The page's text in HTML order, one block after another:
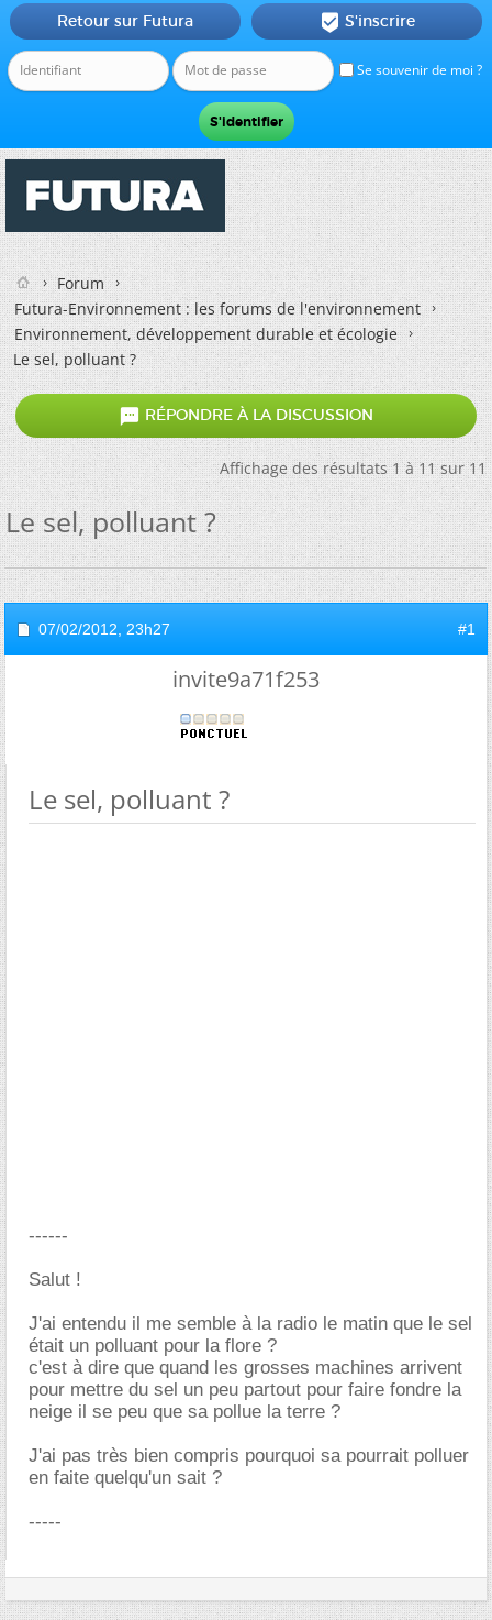
Se souvenir de moi ?
Retour sur Futura  S'inscrire
Forum
Futura-Environnement : les forums de l'environnement
Environnement, développement durable et écologie
Le sel, polluant ?
 RÉPONDRE À LA DISCUSSION
Affichage des résultats 1 à 11 sur 11
Le sel, polluant ?
07/02/2012, 23h27 #1
invite9a71f253
Le sel, polluant ?
------
Salut !
J'ai entendu il me semble à la radio le matin que le sel
était un polluant pour la flore ?
c'est à dire que quand les grosses machines arrivent
pour mettre du sel un peu partout pour faire fondre la
neige il se peu que sa pollue la terre ?
J'ai pas très bien compris pourquoi sa pourrait polluer
en faite quelqu'un sait ?
-----